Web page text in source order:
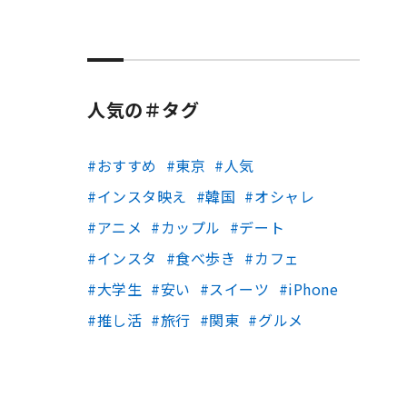
人気の＃タグ
おすすめ 東京
人気
インスタ映え
韓国
オシャレ
アニメ
カップル
デート
インスタ
食べ歩き
カフェ
大学生
安い スイーツ
iPhone
推し活
旅行 関東 グルメ